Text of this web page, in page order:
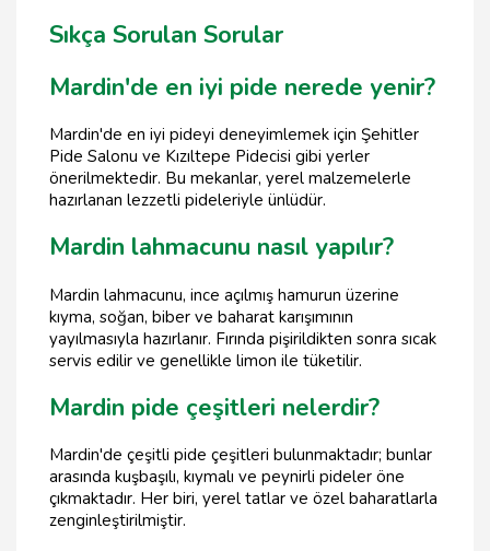
Sıkça Sorulan Sorular
Mardin'de en iyi pide nerede yenir?
Mardin'de en iyi pideyi deneyimlemek için Şehitler
Pide Salonu ve Kızıltepe Pidecisi gibi yerler
önerilmektedir. Bu mekanlar, yerel malzemelerle
hazırlanan lezzetli pideleriyle ünlüdür.
Mardin lahmacunu nasıl yapılır?
Mardin lahmacunu, ince açılmış hamurun üzerine
kıyma, soğan, biber ve baharat karışımının
yayılmasıyla hazırlanır. Fırında pişirildikten sonra sıcak
servis edilir ve genellikle limon ile tüketilir.
Mardin pide çeşitleri nelerdir?
Mardin'de çeşitli pide çeşitleri bulunmaktadır; bunlar
arasında kuşbaşılı, kıymalı ve peynirli pideler öne
çıkmaktadır. Her biri, yerel tatlar ve özel baharatlarla
zenginleştirilmiştir.